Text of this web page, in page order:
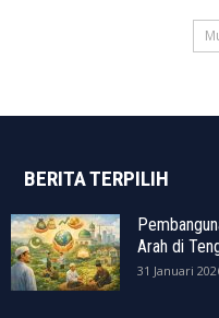
BERITA TERPILIH
Arah di
31 Januari